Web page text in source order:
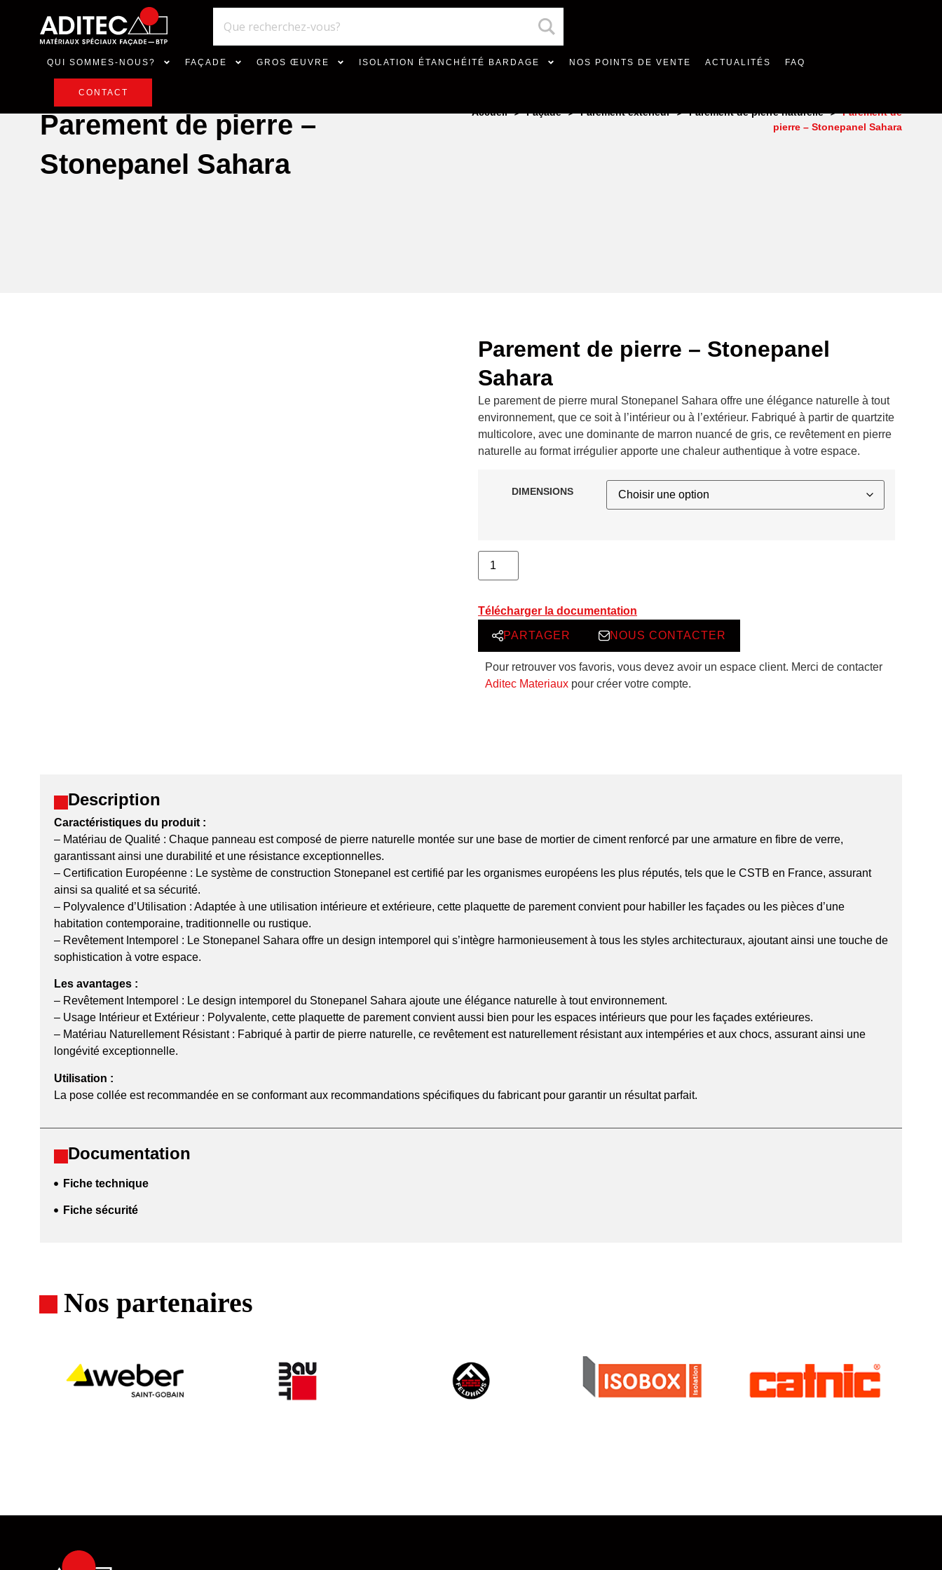
QUI SOMMES-NOUS? FAÇADE GROS ŒUVRE ISOLATION ÉTANCHÉITÉ BARDAGE NOS POINTS DE VENTE ACTUALITÉS FAQ
CONTACT
Parement de pierre –
Stonepanel Sahara
Accueil > Façade > Parement extérieur > Parement de pierre naturelle > Parement de
pierre – Stonepanel Sahara
Parement de pierre – Stonepanel
Sahara
Le parement de pierre mural Stonepanel Sahara offre une élégance naturelle à tout
environnement, que ce soit à l’intérieur ou à l’extérieur. Fabriqué à partir de quartzite
multicolore, avec une dominante de marron nuancé de gris, ce revêtement en pierre
naturelle au format irrégulier apporte une chaleur authentique à votre espace.
DIMENSIONS
Télécharger la documentation
PARTAGER NOUS CONTACTER
Pour retrouver vos favoris, vous devez avoir un espace client. Merci de contacter
Aditec Materiaux pour créer votre compte.
Description
Caractéristiques du produit :
– Matériau de Qualité : Chaque panneau est composé de pierre naturelle montée sur une base de mortier de ciment renforcé par une armature en fibre de verre,
garantissant ainsi une durabilité et une résistance exceptionnelles.
– Certification Européenne : Le système de construction Stonepanel est certifié par les organismes européens les plus réputés, tels que le CSTB en France, assurant
ainsi sa qualité et sa sécurité.
– Polyvalence d’Utilisation : Adaptée à une utilisation intérieure et extérieure, cette plaquette de parement convient pour habiller les façades ou les pièces d’une
habitation contemporaine, traditionnelle ou rustique.
– Revêtement Intemporel : Le Stonepanel Sahara offre un design intemporel qui s’intègre harmonieusement à tous les styles architecturaux, ajoutant ainsi une touche de
sophistication à votre espace.
Les avantages :
– Revêtement Intemporel : Le design intemporel du Stonepanel Sahara ajoute une élégance naturelle à tout environnement.
– Usage Intérieur et Extérieur : Polyvalente, cette plaquette de parement convient aussi bien pour les espaces intérieurs que pour les façades extérieures.
– Matériau Naturellement Résistant : Fabriqué à partir de pierre naturelle, ce revêtement est naturellement résistant aux intempéries et aux chocs, assurant ainsi une
longévité exceptionnelle.
Utilisation :
La pose collée est recommandée en se conformant aux recommandations spécifiques du fabricant pour garantir un résultat parfait.
Documentation
Fiche technique
Fiche sécurité
Nos partenaires